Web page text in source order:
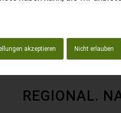
akzeptieren Nicht erlauben
REGIONAL.